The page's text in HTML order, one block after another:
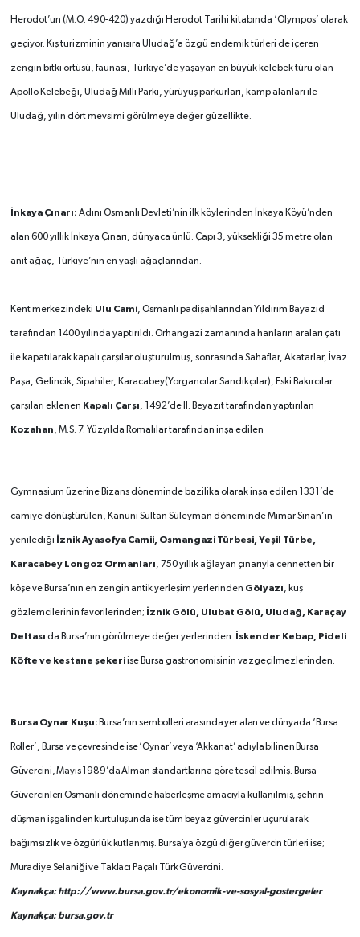
Herodot’un (M.Ö. 490-420) yazdığı Herodot Tarihi kitabında ‘Olympos’ olarak
geçiyor. Kış turizminin yanısıra Uludağ’a özgü endemik türleri de içeren
zengin bitki örtüsü, faunası, Türkiye’de yaşayan en büyük kelebek türü olan
Apollo Kelebeği, Uludağ Milli Parkı, yürüyüş parkurları, kamp alanları ile
Uludağ, yılın dört mevsimi görülmeye değer güzellikte.
İnkaya Çınarı: Adını Osmanlı Devleti’nin ilk köylerinden İnkaya Köyü’nden
alan 600 yıllık İnkaya Çınarı, dünyaca ünlü. Çapı 3, yüksekliği 35 metre olan
anıt ağaç, Türkiye’nin en yaşlı ağaçlarından.
Kent merkezindeki Ulu Cami, Osmanlı padişahlarından Yıldırım Bayazıd
tarafından 1400 yılında yaptırıldı. Orhangazi zamanında hanların araları çatı
ile kapatılarak kapalı çarşılar oluşturulmuş, sonrasında Sahaflar, Akatarlar, İvaz
Paşa, Gelincik, Sipahiler, Karacabey(Yorgancılar Sandıkçılar), Eski Bakırcılar
çarşıları eklenen Kapalı Çarşı, 1492’de II. Beyazıt tarafından yaptırılan
Kozahan, M.S. 7. Yüzyılda Romalılar tarafından inşa edilen
Gymnasium üzerine Bizans döneminde bazilika olarak inşa edilen 1331’de
camiye dönüştürülen, Kanuni Sultan Süleyman döneminde Mimar Sinan’ın
yenilediği İznik Ayasofya Camii, Osmangazi Türbesi, Yeşil Türbe,
Karacabey Longoz Ormanları, 750 yıllık ağlayan çınarıyla cennetten bir
köşe ve Bursa’nın en zengin antik yerleşim yerlerinden Gölyazı, kuş
gözlemcilerinin favorilerinden; İznik Gölü, Ulubat Gölü, Uludağ, Karaçay
Deltası da Bursa’nın görülmeye değer yerlerinden. İskender Kebap, Pideli
Köfte ve kestane şekeriise Bursa gastronomisinin vazgeçilmezlerinden.
Bursa Oynar Kuşu: Bursa’nın sembolleri arasında yer alan ve dünyada ‘Bursa
Roller’, Bursa ve çevresinde ise ‘Oynar’ veya ‘Akkanat’ adıyla bilinen Bursa
Güvercini, Mayıs 1989’da Alman standartlarına göre tescil edilmiş. Bursa
Güvercinleri Osmanlı döneminde haberleşme amacıyla kullanılmış, şehrin
düşman işgalinden kurtuluşunda ise tüm beyaz güvercinler uçurularak
bağımsızlık ve özgürlük kutlanmış. Bursa’ya özgü diğer güvercin türleri ise;
Muradiye Selaniği ve Taklacı Paçalı Türk Güvercini.
Kaynakça: http://www.bursa.gov.tr/ekonomik-ve-sosyal-gostergeler
Kaynakça: bursa.gov.tr